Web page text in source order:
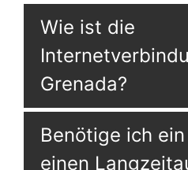
Wie ist die
Grenada?
Benötige ich
einen